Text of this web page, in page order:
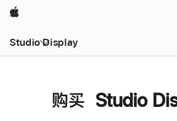
Apple
Studio Display
购买 Studio